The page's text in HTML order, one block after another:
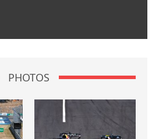
PHOTOS